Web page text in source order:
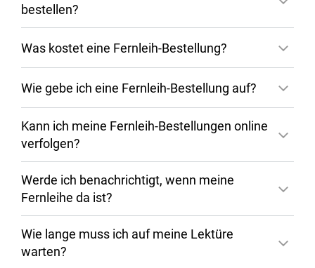
bestellen?
Was kostet eine Fernleih-Bestellung?
Wie gebe ich eine Fernleih-Bestellung auf?
Kann ich meine Fernleih-Bestellungen online
verfolgen?
Werde ich benachrichtigt, wenn meine
Fernleihe da ist?
Wie lange muss ich auf meine Lektüre
warten?